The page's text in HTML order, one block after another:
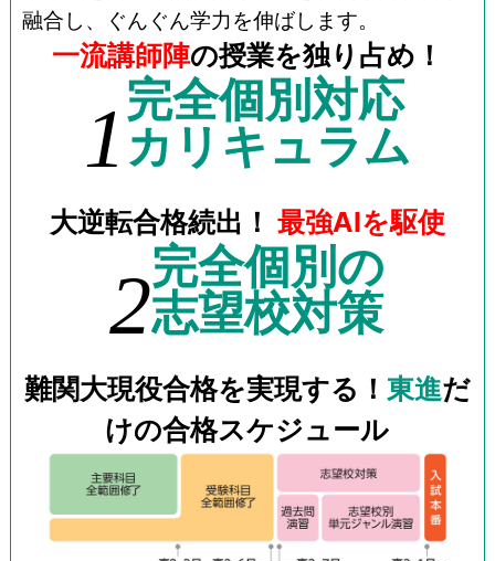
融合し、ぐんぐん学力を伸ばします。
一流講師陣の授業を独り占め！
1完全個別対応
カリキュラム
大逆転合格続出！ 最強AIを駆使
2完全個別の
志望校対策
難関大現役合格を実現する！ 東進だ
けの合格スケジュール